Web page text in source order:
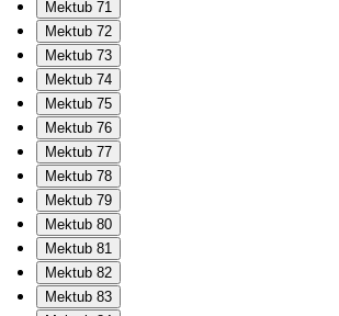
Mektub 71
Mektub 72
Mektub 73
Mektub 74
Mektub 75
Mektub 76
Mektub 77
Mektub 78
Mektub 79
Mektub 80
Mektub 81
Mektub 82
Mektub 83